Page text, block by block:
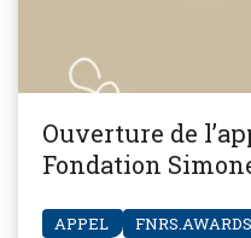
Ouverture de
Fondation
APPEL FNRS.AWARDS